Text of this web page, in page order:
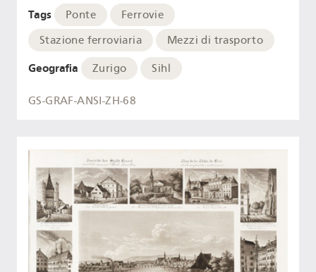
Tags Ponte
Ferrovie
Stazione ferroviaria
Mezzi di trasporto
Geografia Zurigo Sihl
GS-GRAF-ANSI-ZH-68